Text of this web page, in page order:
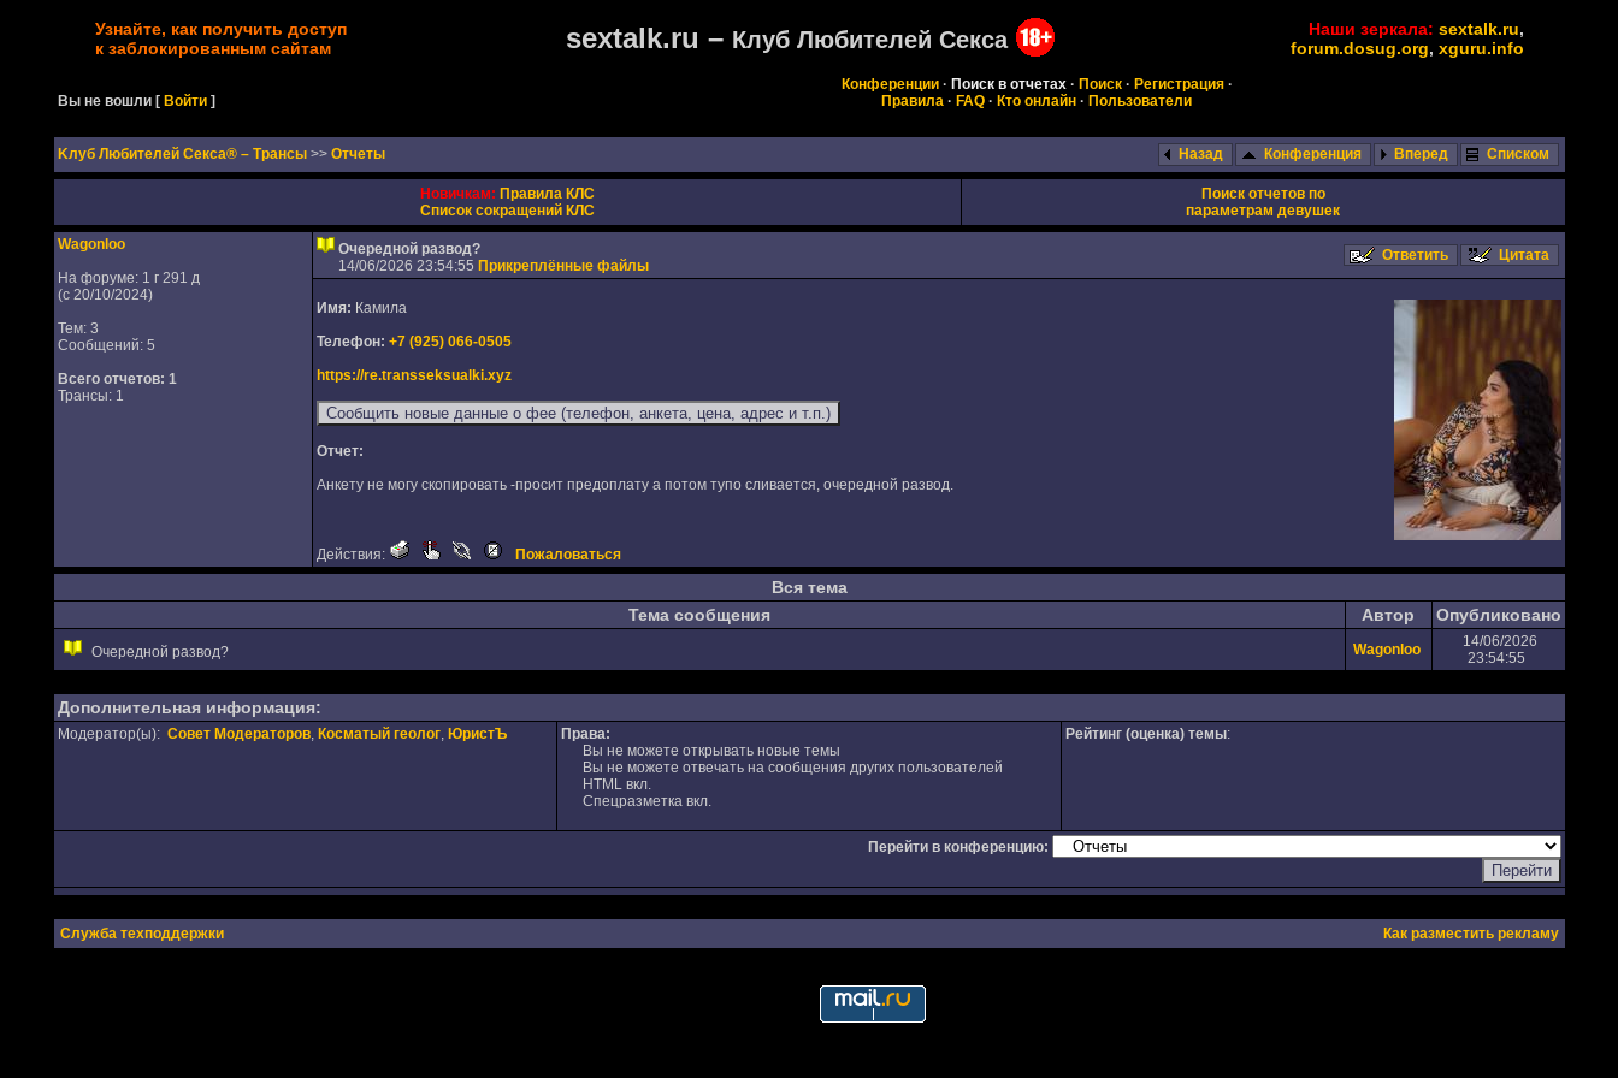
Узнайте, как получить доступ
к заблокированным сайтам
sextalk.ru – Клуб Любителей Секса Наши зеркала: sextalk.ru,
forum.dosug.org, xguru.info
Вы не вошли [Войти ]
Конференции· Поиск в отчетах· Поиск· Регистрация·
Правила · FAQ · Кто онлайн · Пользователи
Kлуб Любителей Секса® – Трансы >> Отчеты Назад Конференция Вперед Списком
Новичкам: Правила КЛС
Список сокращений КЛС
Поиск отчетов по
параметрам девушек
Wagonloo
На форуме: 1 г 291 д
(с 20/10/2024)
Тем: 3
Сообщений: 5
Всего отчетов: 1
Трансы: 1
Очередной развод?
14/06/2026 23:54:55 Прикреплённые файлы
Ответить Цитата
Имя: Камила
Телефон: +7 (925) 066-0505
https://re.transseksualki.xyz
Отчет:
Анкету не могу скопировать -просит предоплату а потом тупо сливается, очередной развод.
Действия: Пожаловаться
Вся тема
Тема сообщения
Автор Опубликовано
Очередной развод? Wagonloo
14/06/2026
23:54:55
Дополнительная информация:
Модератор(ы): Совет Модераторов, Косматый геолог, ЮристЪ
Права:
Вы не можете открывать новые темы
Вы не можете отвечать на сообщения других пользователей
HTML вкл.
Спецразметка вкл.
Рейтинг (оценка) темы:
Перейти в конференцию:
Служба техподдержки Как разместить рекламу